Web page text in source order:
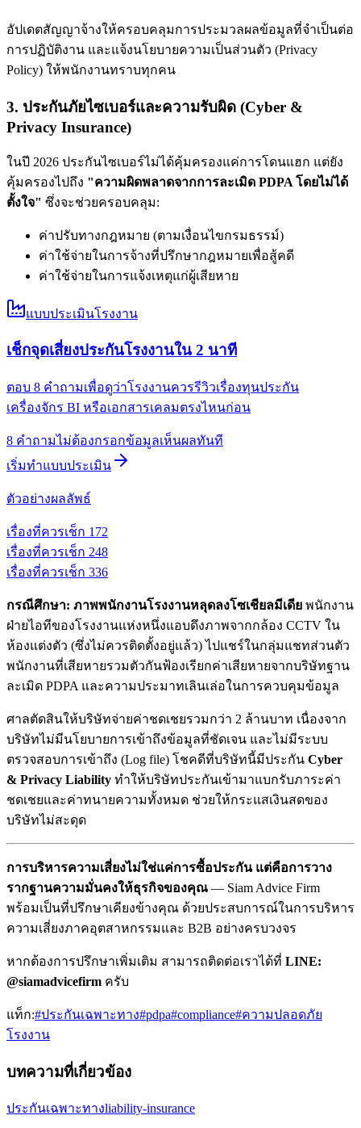
อัปเดตสัญญาจ้างให้ครอบคลุมการประมวลผลข้อมูลที่จำเป็นต่อ
การปฏิบัติงาน และแจ้งนโยบายความเป็นส่วนตัว (Privacy
Policy) ให้พนักงานทราบทุกคน
3. ประกันภัยไซเบอร์และความรับผิด (Cyber &
Privacy Insurance)
ในปี 2026 ประกันไซเบอร์ไม่ได้คุ้มครองแค่การโดนแฮก แต่ยัง
คุ้มครองไปถึง "ความผิดพลาดจากการละเมิด PDPA โดยไม่ได้
ตั้งใจ" ซึ่งจะช่วยครอบคลุม:
ค่าปรับทางกฎหมาย (ตามเงื่อนไขกรมธรรม์)
ค่าใช้จ่ายในการจ้างที่ปรึกษากฎหมายเพื่อสู้คดี
ค่าใช้จ่ายในการแจ้งเหตุแก่ผู้เสียหาย
แบบประเมินโรงงาน
เช็กจุดเสี่ยงประกันโรงงานใน 2 นาที
ตอบ 8 คำถามเพื่อดูว่าโรงงานควรรีวิวเรื่องทุนประกัน
เครื่องจักร BI หรือเอกสารเคลมตรงไหนก่อน
8 คำถามไม่ต้องกรอกข้อมูลเห็นผลทันที
เริ่มทำแบบประเมิน
ตัวอย่างผลลัพธ์
เรื่องที่ควรเช็ก 1 72
เรื่องที่ควรเช็ก 248
เรื่องที่ควรเช็ก 336
กรณีศึกษา: ภาพพนักงานโรงงานหลุดลงโซเชียลมีเดีย พนักงาน
ฝ่ายไอทีของโรงงานแห่งหนึ่งแอบดึงภาพจากกล้อง CCTV ใน
ห้องแต่งตัว (ซึ่งไม่ควรติดตั้งอยู่แล้ว) ไปแชร์ในกลุ่มแชทส่วนตัว
พนักงานที่เสียหายรวมตัวกันฟ้องเรียกค่าเสียหายจากบริษัทฐาน
ละเมิด PDPA และความประมาทเลินเล่อในการควบคุมข้อมูล
ศาลตัดสินให้บริษัทจ่ายค่าชดเชยรวมกว่า 2 ล้านบาท เนื่องจาก
บริษัทไม่มีนโยบายการเข้าถึงข้อมูลที่ชัดเจน และไม่มีระบบ
ตรวจสอบการเข้าถึง (Log file) โชคดีที่บริษัทนี้มีประกัน Cyber
& Privacy Liability ทำให้บริษัทประกันเข้ามาแบกรับภาระค่า
ชดเชยและค่าทนายความทั้งหมด ช่วยให้กระแสเงินสดของ
บริษัทไม่สะดุด
การบริหารความเสี่ยงไม่ใช่แค่การซื้อประกัน แต่คือการวาง
รากฐานความมั่นคงให้ธุรกิจของคุณ — Siam Advice Firm
พร้อมเป็นที่ปรึกษาเคียงข้างคุณ ด้วยประสบการณ์ในการบริหาร
ความเสี่ยงภาคอุตสาหกรรมและ B2B อย่างครบวงจร
หากต้องการปรึกษาเพิ่มเติม สามารถติดต่อเราได้ที่ LINE:
@siamadvicefirm ครับ
แท็ก:#ประกันเฉพาะทาง#pdpa#compliance#ความปลอดภัย
โรงงาน
บทความที่เกี่ยวข้อง
ประกันเฉพาะทางliability-insurance